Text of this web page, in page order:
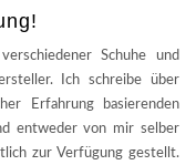
Schuhe und
Ich schreibe über
Erfahrung basierenden
entweder von mir selber
zur Verfügung gestellt.